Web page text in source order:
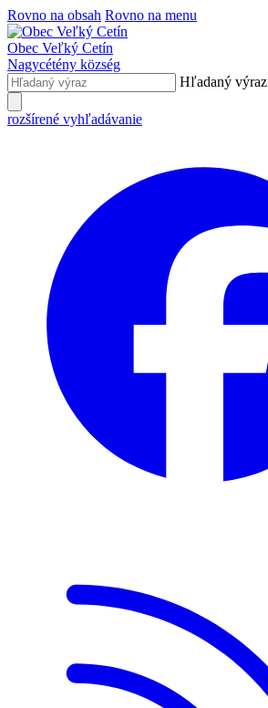
Rovno na obsah Rovno na menu
Obec Veľký Cetín
Nagycétény község
Hľadaný výraz
rozšírené vyhľadávanie